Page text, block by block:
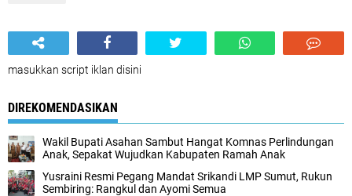
masukkan script iklan disini
DIREKOMENDASIKAN
Wakil Bupati Asahan Sambut Hangat Komnas Perlindungan
Anak, Sepakat Wujudkan Kabupaten Ramah Anak
Yusraini Resmi Pegang Mandat Srikandi LMP Sumut, Rukun
Sembiring: Rangkul dan Ayomi Semua